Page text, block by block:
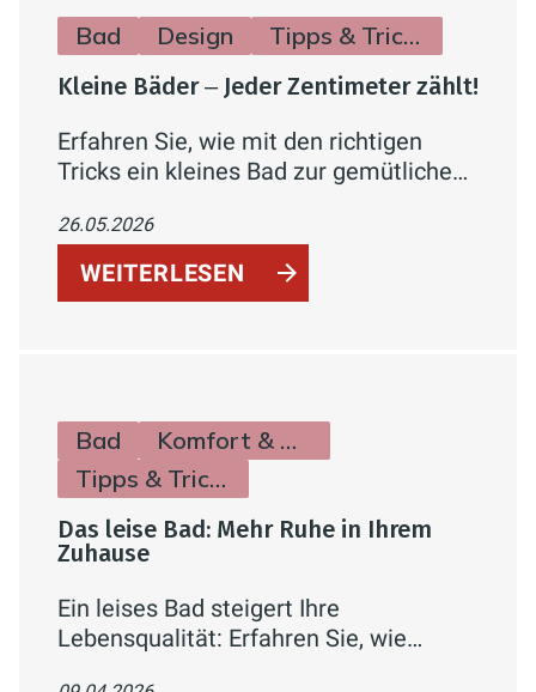
Bad Design Tipps & Tricks
Kleine Bäder ‒ Jeder Zentimeter zählt!
Erfahren Sie, wie mit den richtigen
Tricks ein kleines Bad zur gemütlichen
Nische wird.
26.05.2026
WEITERLESEN
Bad
Komfort & Hygiene
Tipps & Tricks
Das leise Bad: Mehr Ruhe in Ihrem
Zuhause
Ein leises Bad steigert Ihre
Lebensqualität: Erfahren Sie, wie